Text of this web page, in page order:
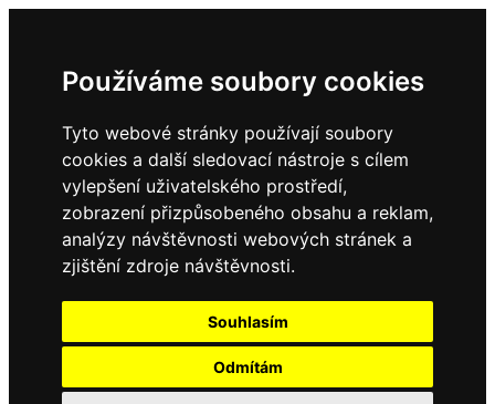
Používáme soubory cookies
Tyto webové stránky používají soubory
cookies a další sledovací nástroje s cílem
vylepšení uživatelského prostředí,
zobrazení přizpůsobeného obsahu a reklam,
analýzy návštěvnosti webových stránek a
zjištění zdroje návštěvnosti.
Souhlasím
Odmítám